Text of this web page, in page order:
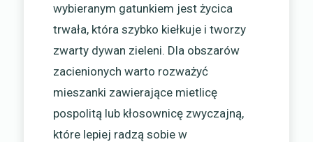
wybieranym gatunkiem jest życica
trwała, która szybko kiełkuje i tworzy
zwarty dywan zieleni. Dla obszarów
zacienionych warto rozważyć
mieszanki zawierające mietlicę
pospolitą lub kłosownicę zwyczajną,
które lepiej radzą sobie w